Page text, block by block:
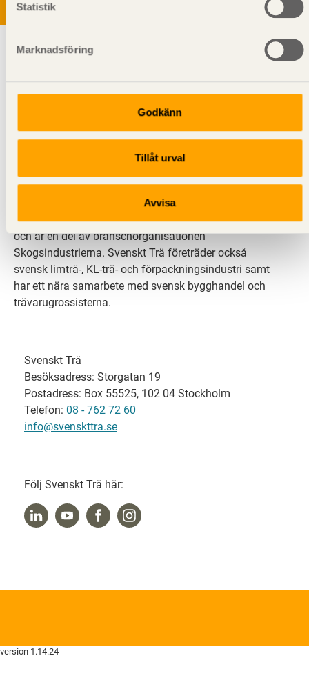
Statistik
Marknadsföring
Godkänn
Tillåt urval
Avvisa
Svenskt Trä sprider kunskap om trä, träprodukter och
träbyggande för att främja ett hållbart samhälle och
inspirera, utbilda och driva teknisk utveckling.
Svenskt Trä representerar svensk sågverksindustri
och är en del av branschorganisationen
Skogsindustrierna. Svenskt Trä företräder också
svensk limträ-, KL-trä- och förpackningsindustri samt
har ett nära samarbete med svensk bygghandel och
trävarugrossisterna.
Svenskt Trä
Besöksadress: Storgatan 19
Postadress: Box 55525, 102 04 Stockholm
Telefon: 08 - 762 72 60
info@svenskttra.se
Följ Svenskt Trä här:
version 1.14.24